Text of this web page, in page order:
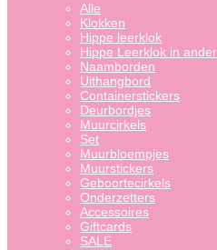
Alle
Klokken
Hippe leerklok
Hippe Leerklok in
Naamborden
Uithangbord
Containerstickers
Deurbordjes
Muurcirkels
Set
Muurbloempjes
Muurstickers
Geboortecirkels
Onderzetters
Accessoires
Giftcards
SALE